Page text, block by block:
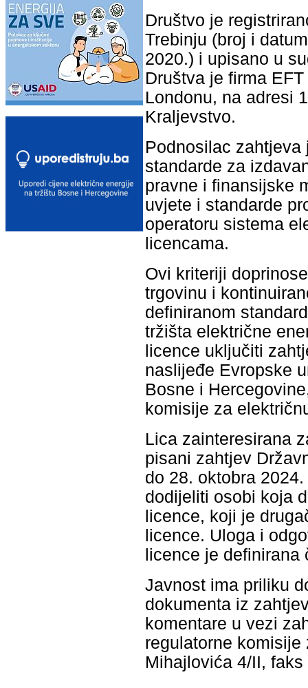
Društvo je
Trebinju (broj i
2020.) i upisano u
Društva je firma
Londonu, na adresi
Kraljevstvo.
Podnosilac
standarde za
pravne i finansijske
uvjete i standarde
operatoru sistema
licencama.
Ovi kriteriji
trgovinu i
definiranom
tržišta električne
licence uključiti
naslijeđe Evropske
Bosne i
komisije za
Lica zainteresirana
pisani zahtjev
do 28. oktobra
dodijeliti osobi koja
licence, koji je
licence. Uloga i
licence je
Javnost ima priliku
dokumenta iz
komentare u vezi
regulatorne
Mihajlovića 4/II,